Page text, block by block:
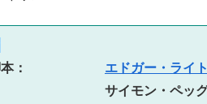
脚本： エドガー・ライト
　　　　　　　サイモン・ペッ